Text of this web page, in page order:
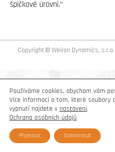
špičkové úrovni.“
Copyright © Weiron Dynamics, s.r.o.
Používáme cookies, abychom vám
Více informací o tom, které soubory
vypnutí najdete v nastavení.
Ochrana osobních údajů
Přijmout Odmítnout